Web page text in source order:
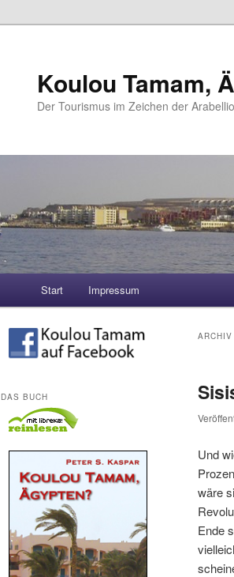
Koulou Tamam,
Der Tourismus im Zeichen der
Zum Inhalt wechseln
Zum sekundären Inhalt wechseln
Start Impressum
Und
wäre
Ende
DAS BUCH